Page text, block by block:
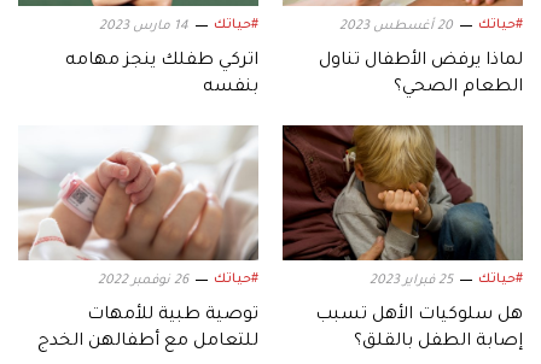
#حياتك 20 أغسطس 2023
لماذا يرفض الأطفال تناول
الطعام الصحي؟
#حياتك 14 مارس 2023
اتركي طفلك ينجز مهامه
بنفسه
#حياتك 25 فبراير 2023
هل سلوكيات الأهل تسبب
إصابة الطفل بالقلق؟
#حياتك 26 نوفمبر 2022
توصية طبية للأمهات
للتعامل مع أطفالهن الخدج